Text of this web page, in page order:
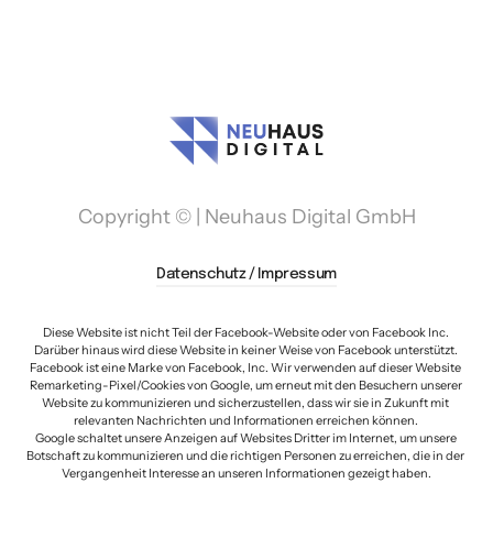
Copyright © | Neuhaus Digital GmbH
Datenschutz / Impressum
Diese Website ist nicht Teil der Facebook-Website oder von Facebook Inc.
Darüber hinaus wird diese Website in keiner Weise von Facebook unterstützt.
Facebook ist eine Marke von Facebook, Inc. Wir verwenden auf dieser Website
Remarketing-Pixel/Cookies von Google, um erneut mit den Besuchern unserer
Website zu kommunizieren und sicherzustellen, dass wir sie in Zukunft mit
relevanten Nachrichten und Informationen erreichen können.
Google schaltet unsere Anzeigen auf Websites Dritter im Internet, um unsere
Botschaft zu kommunizieren und die richtigen Personen zu erreichen, die in der
Vergangenheit Interesse an unseren Informationen gezeigt haben.